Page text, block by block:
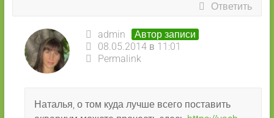
Ответить
admin
Автор записи
08.05.2014 в 11:01
Permalink
Наталья, о том куда лучше всего поставить